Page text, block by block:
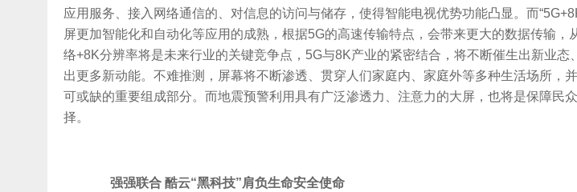
应用服务、接入网络通信的、对信息的访问与储存，使得智能电视优势功能凸显。而
屏更加智能化和自动化等应用的成熟，根据5G的高速传输特点，会带来更大的数据传输，
络+8K分辨率将是未来行业的关键竞争点，5G与8K产业的紧密结合，将不断催生出新业态
出更多新动能。不难推测，屏幕将不断渗透、贯穿人们家庭内、家庭外等多种生活场所，
可或缺的重要组成部分。而地震预警利用具有广泛渗透力、注意力的大屏，也将是保障民
择。
强强联合 酷云“黑科技”肩负生命安全使命